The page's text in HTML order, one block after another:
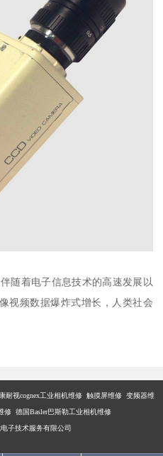
随着电子信息技术的高速发展以
视频数据爆炸式增长，人类社会
耐视cognex工业相机维修 触摸屏维修 变频器维
德国Basler巴斯勒工业相机维修
子技术服务有限公司